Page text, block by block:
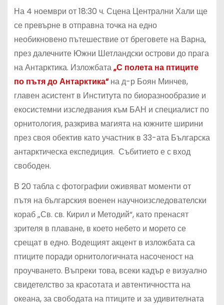
На 4 ноември от 18:30 ч. Сцена Централни Хали ще
се превърне в отправна точка на едно
необикновено пътешествие от бреговете на Варна,
през далечните Южни Шетландски острови до прага
на Антарктика. Изложбата„С полета на птиците
по пътя до Антарктика“на д-р Боян Минчев,
главен асистент в Института по биоразнообразие и
екосистемни изследвания към БАН и специалист по
орнитология, разкрива магията на южните ширини
през своя обектив като участник в 33-ата Българска
антарктическа експедиция. Събитието е с вход
свободен.
В 20 табла с фотографии оживяват моменти от
пътя на българския военен научноизследователски
кораб „Св. св. Кирил и Методий“, като пренасят
зрителя в плаване, в което небето и морето се
срещат в едно. Водещият акцент в изложбата са
птиците поради орнитологичната насоченост на
проучването. Въпреки това, всеки кадър е визуално
свидетелство за красотата и автентичността на
океана, за свободата на птиците и за удивителната